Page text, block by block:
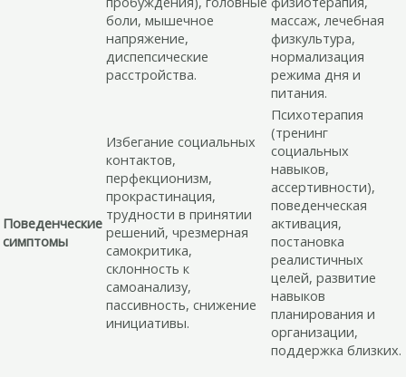
боли, мышечное
напряжение,
диспепсические
расстройства.
массаж, лечебная
физкультура,
нормализация
режима дня и
питания.
Поведенческие
симптомы
Избегание социальных
контактов,
перфекционизм,
прокрастинация,
трудности в принятии
решений, чрезмерная
самокритика,
склонность к
самоанализу,
пассивность, снижение
инициативы.
Психотерапия
(тренинг
социальных
навыков,
ассертивности),
поведенческая
активация,
постановка
реалистичных
целей, развитие
навыков
планирования и
организации,
поддержка близких.